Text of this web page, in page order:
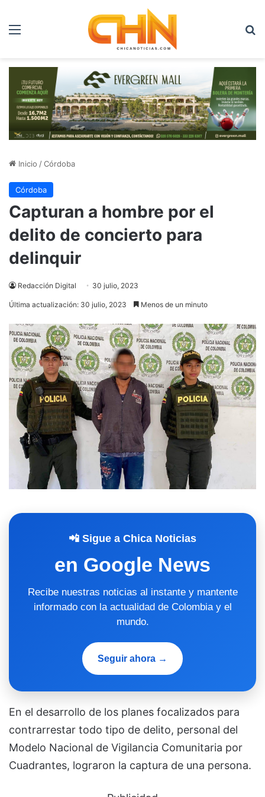
Menú
Inicio /Córdoba
Córdoba
Capturan a hombre por el
delito de concierto para
delinquir
Redacción Digital 30 julio, 2023
Última actualización: 30 julio, 2023 Menos de un minuto
📲 Sigue a Chica Noticias
en Google News
Recibe nuestras noticias al instante y mantente
informado con la actualidad de Colombia y el
mundo.
Seguir ahora →
En el desarrollo de los planes focalizados para
contrarrestar todo tipo de delito, personal del
Modelo Nacional de Vigilancia Comunitaria por
Cuadrantes, lograron la captura de una persona.